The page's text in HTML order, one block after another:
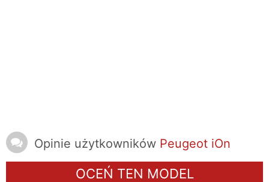
Opinie użytkowników Peugeot iOn
OCEŃ TEN MODEL